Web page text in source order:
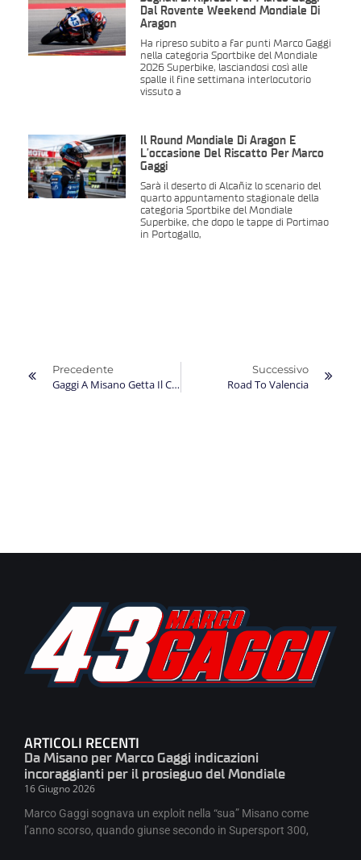
Dal Rovente Weekend Mondiale Di
Aragon
Ha ripreso subito a far punti Marco Gaggi
nella categoria Sportbike del Mondiale
2026 Superbike, lasciandosi così alle
spalle il fine settimana interlocutorio
vissuto a
Il Round Mondiale Di Aragon È
L’occasione Del Riscatto Per Marco
Gaggi
Sarà il deserto di Alcañiz lo scenario del
quarto appuntamento stagionale della
categoria Sportbike del Mondiale
Superbike, che dopo le tappe di Portimao
in Portogallo,
Precedente
Gaggi A Misano Getta Il Cuore Oltre L’ostacolo
Successivo
Road To Valencia
ARTICOLI RECENTI
Da Misano per Marco Gaggi indicazioni
incoraggianti per il prosieguo del Mondiale
16 Giugno 2026
Marco Gaggi sognava un exploit nella “sua” Misano come
l’anno scorso, quando giunse secondo in Supersport 300,